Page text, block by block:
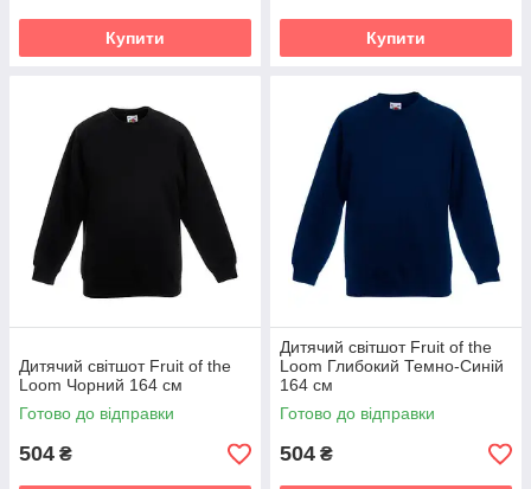
Купити Купити
Дитячий світшот Fruit of the
Loom Чорний 164 см
Готово до відправки
504 ₴
Дитячий світшот Fruit of the
Loom Глибокий Темно-Синій
164 см
Готово до відправки
504 ₴